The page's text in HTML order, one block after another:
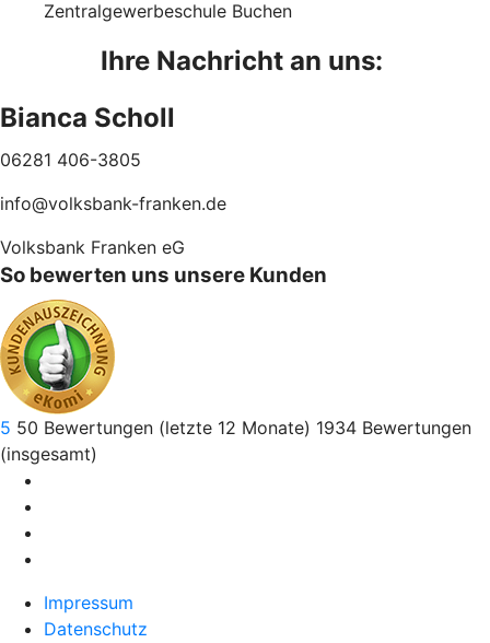
Zentralgewerbeschule Buchen
Ihre Nachricht an uns:
Bianca Scholl
06281 406-3805
info@volksbank-franken.de
Volksbank Franken eG
So bewerten uns unsere Kunden
5 50 Bewertungen (letzte 12 Monate) 1934 Bewertungen
(insgesamt)
Impressum
Datenschutz